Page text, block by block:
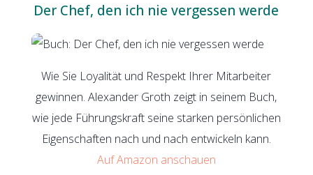
Der Chef, den ich nie vergessen werde
Wie Sie Loyalität und Respekt Ihrer Mitarbeiter
gewinnen. Alexander Groth zeigt in seinem Buch,
wie jede Führungskraft seine starken persönlichen
Eigenschaften nach und nach entwickeln kann.
Auf Amazon anschauen